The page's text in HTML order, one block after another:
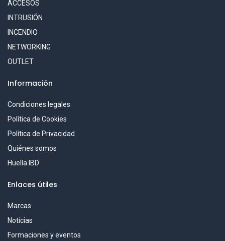
ACCESOS
INTRUSIÓN
INCENDIO
NETWORKING
OUTLET
Información
Condiciones legales
Política de Cookies
Política de Privacidad
Quiénes somos
Huella IBD
Enlaces útiles
Marcas
Notícias
Formaciones y eventos